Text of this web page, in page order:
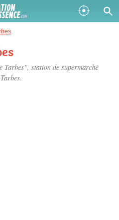
Tarbes", station de supermarché